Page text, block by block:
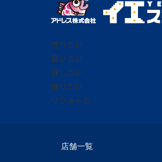
売りたい
買いたい
貸したい
借りたい
リフォーム
店舗一覧